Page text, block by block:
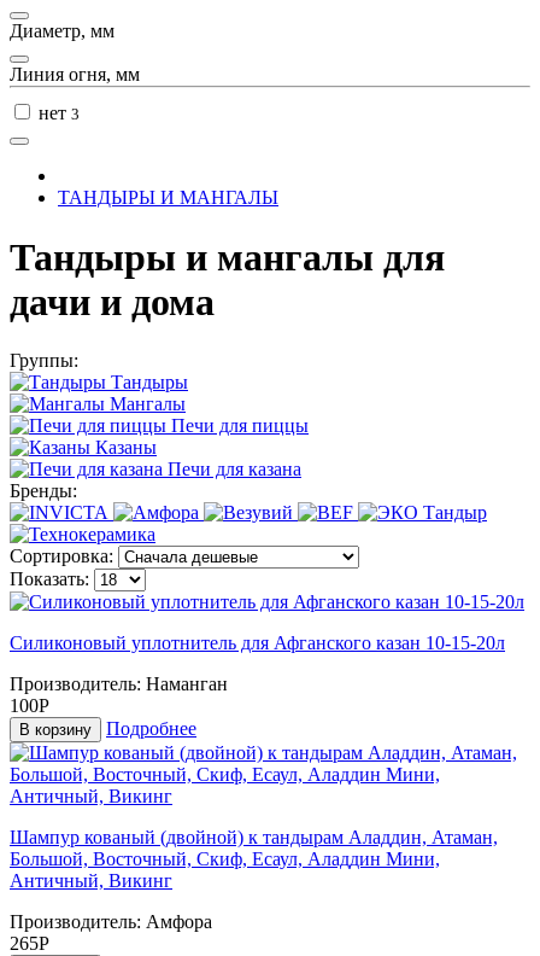
Диаметр, мм
Линия огня, мм
нет 3
ТАНДЫРЫ И МАНГАЛЫ
Тандыры и мангалы для
дачи и дома
Группы:
Тандыры
Мангалы
Печи для пиццы
Казаны
Печи для казана
Бренды:
Сортировка:
Показать:
Силиконовый уплотнитель для Афганского казан 10-15-20л
Производитель: Наманган
100Р
В корзину Подробнее
Шампур кованый (двойной) к тандырам Аладдин, Атаман,
Большой, Восточный, Скиф, Есаул, Аладдин Мини,
Античный, Викинг
Производитель: Амфора
265Р